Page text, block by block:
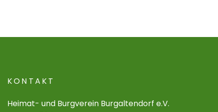
KONTAKT
Heimat- und Burgverein Burgaltendorf e.V.